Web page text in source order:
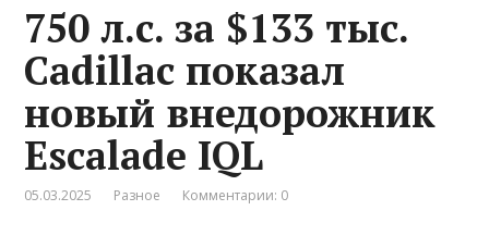
750 л.с. за $133 тыс.
Cadillac показал
новый внедорожник
Escalade IQL
05.03.2025 Разное Комментарии: 0